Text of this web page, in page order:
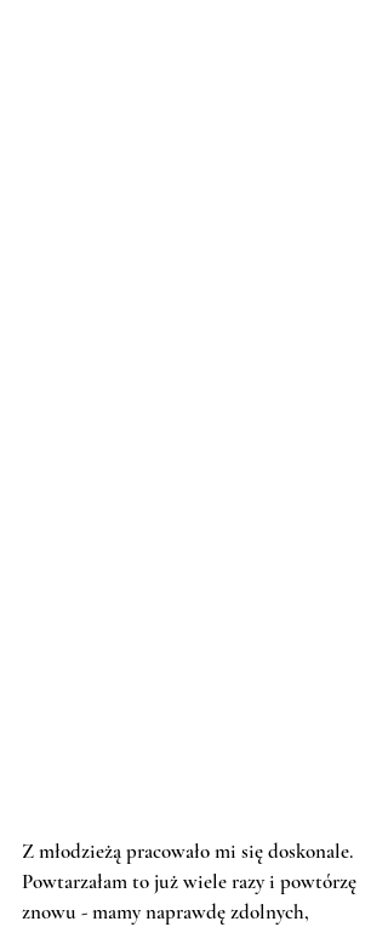
Z młodzieżą pracowało mi się doskonale.
Powtarzałam to już wiele razy i powtórzę
znowu - mamy naprawdę zdolnych,